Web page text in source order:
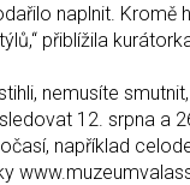
naplnit. Kromě
přiblížila
nemusíte
12. srpna a
například